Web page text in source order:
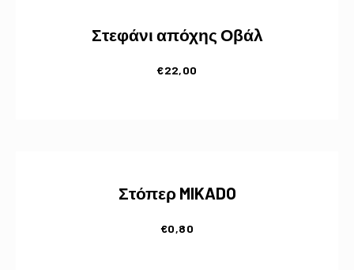
Στεφάνι απόχης Οβάλ
€22,00
Στόπερ MIKADO
€0,80